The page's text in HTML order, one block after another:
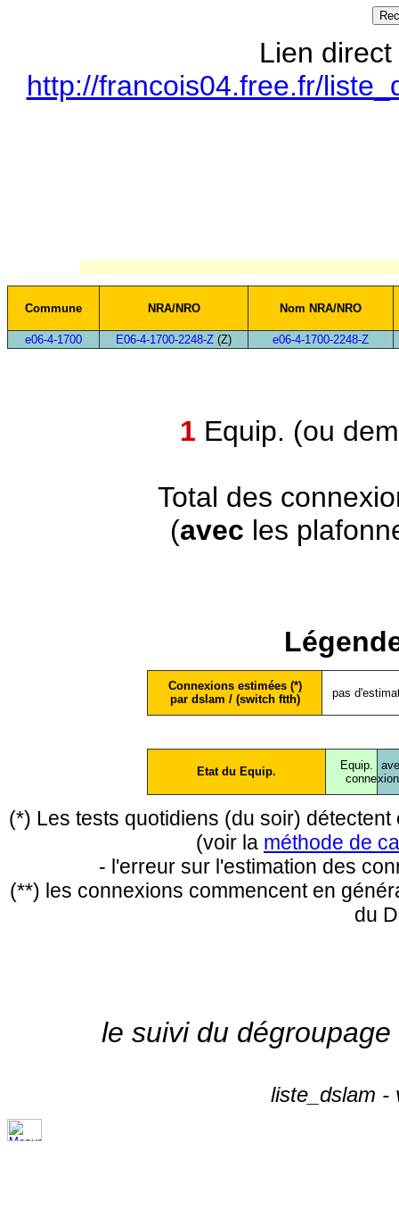
Lien
http://francois04.free.fr/
Commune NRA/NRO Nom NRA/NRO
e06-4-1700 E06-4-1700-2248-Z (Z) e06-4-1700-2248-Z
1 Equip. (ou
Total des
(avec les
Connexions estimées (*)
par dslam / (switch ftth)
pas
Etat du Equip.
Equip.
conne
(*) Les tests quotidiens (du soir)
(voir la méthode de
- l'erreur sur l'estimation des
(**) les connexions commencent en
du
le suivi du
liste_dslam -